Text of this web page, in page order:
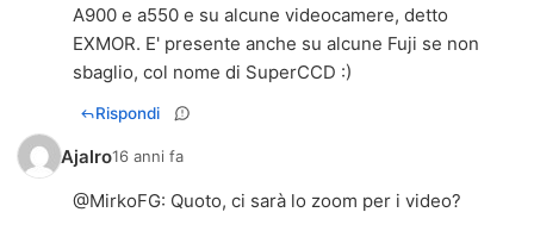
A900 e a550 e su alcune videocamere, detto
EXMOR. E' presente anche su alcune Fuji se non
sbaglio, col nome di SuperCCD :)
Rispondi
Ajalro16 anni fa
@MirkoFG: Quoto, ci sarà lo zoom per i video?